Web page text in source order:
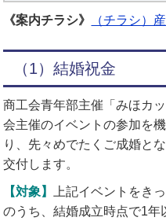
《案内チラシ》 （チラシ）
（1）結婚祝金
商工会青年部主催「みほカ
会主催のイベントの参加を
り、先々めでたくご成婚と
交付します。
【対象】
上記イベントをき
のうち、結婚成立時点で1年